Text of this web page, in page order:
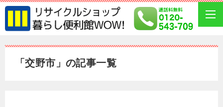
「交野市」の記事一覧